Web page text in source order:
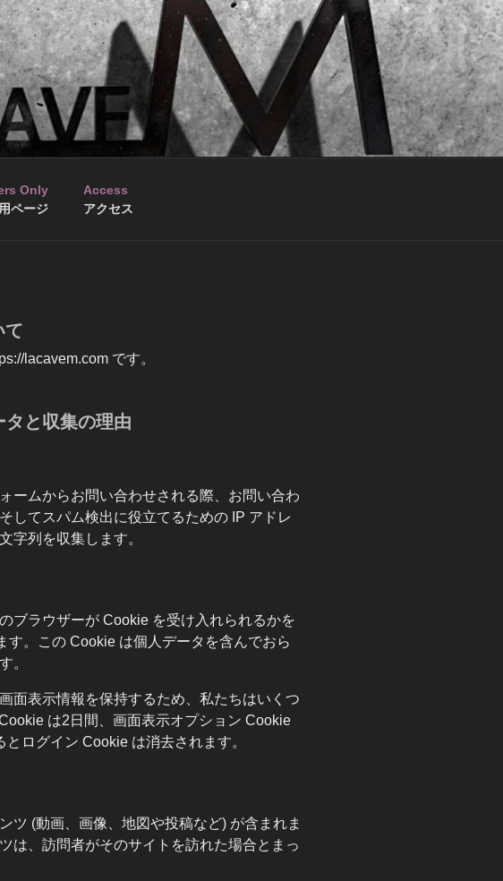
Only
ページ
Access
アクセス
て
lacavem.com です。
タと収集の理由
ームからお問い合わせされる際、お問い合わ
してスパム検出に役立てるための IP アドレ
字列を収集します。
ブラウザーが Cookie を受け入れられるかを
す。この Cookie は個人データを含んでおら
。
面表示情報を保持するため、私たちはいくつ
は2日間、画面表示オプション Cookie
ログイン Cookie は消去されます。
ツ (動画、画像、地図や投稿など) が含まれま
は、訪問者がそのサイトを訪れた場合とまっ